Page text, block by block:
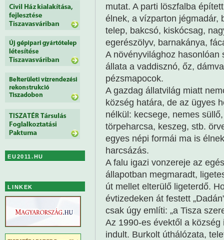
mutat. A parti löszfalba
élnek, a vízparton jégmadár,
telep, bakcsó, kiskócsag,
egerészölyv, barnakánya,
A növényvilághoz
állata a vaddisznó, őz,
pézsmapocok.
A gazdag állatvilág miatt
község határa, de az ügyes
nélkül: kecsege, nemes
törpeharcsa, keszeg, stb.
egyes népi formái ma is
harcsázás.
A falu igazi vonzereje az
állapotban megmaradt,
út mellet elterülő ligeterdő.
évtizedeken át festett
csak úgy említi: „a Tisza
Az 1990-es évektől a
indult. Burkolt úthálózata,
EU2011.HU
LINKEK